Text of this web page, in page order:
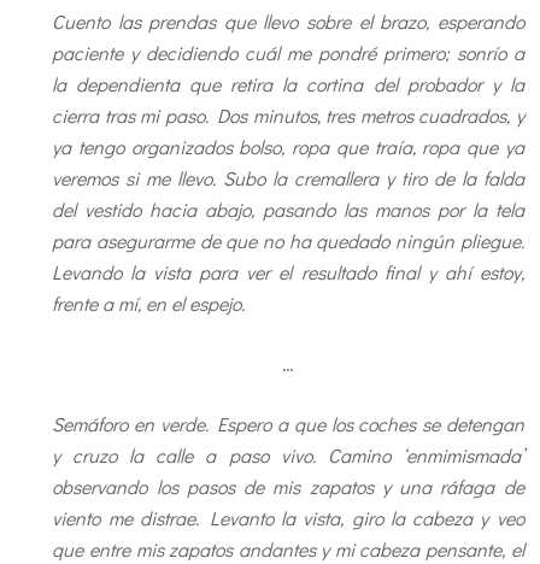
Cuento las prendas que llevo sobre el brazo, esperando
paciente y decidiendo cuál me pondré primero; sonrío a
la dependienta que retira la cortina del probador y la
cierra tras mi paso. Dos minutos, tres metros cuadrados, y
ya tengo organizados bolso, ropa que traía, ropa que ya
veremos si me llevo. Subo la cremallera y tiro de la falda
del vestido hacia abajo, pasando las manos por la tela
para asegurarme de que no ha quedado ningún pliegue.
Levando la vista para ver el resultado final y ahí estoy,
frente a mí, en el espejo.
…
Semáforo en verde. Espero a que los coches se detengan
y cruzo la calle a paso vivo. Camino ‘enmimismada’
observando los pasos de mis zapatos y una ráfaga de
viento me distrae. Levanto la vista, giro la cabeza y veo
que entre mis zapatos andantes y mi cabeza pensante, el